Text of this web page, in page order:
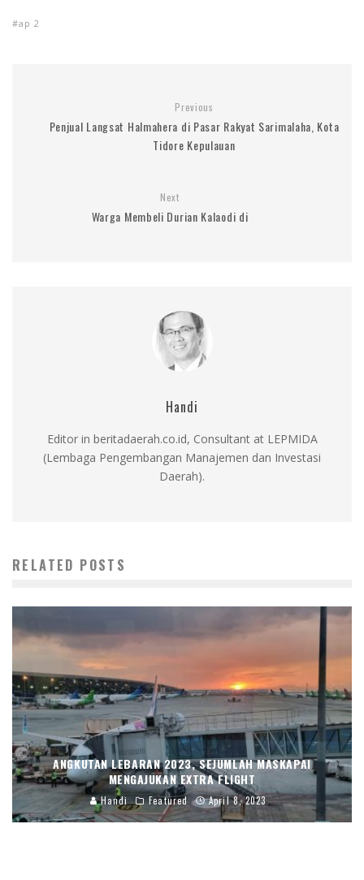
ap 2
Previous
Penjual Langsat Halmahera di Pasar Rakyat Sarimalaha, Kota
Tidore Kepulauan
Next
Warga Membeli Durian Kalaodi di
Handi
Editor in beritadaerah.co.id, Consultant at LEPMIDA
(Lembaga Pengembangan Manajemen dan Investasi
Daerah).
RELATED POSTS
ANGKUTAN LEBARAN 2023, SEJUMLAH MASKAPAI
MENGAJUKAN EXTRA FLIGHT
Handi Featured April 8, 2023